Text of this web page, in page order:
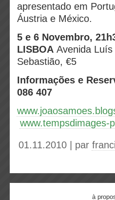
apresentado em
Áustria e México.
5 e 6 Novembro,
LISBOA Avenida
Sebastião, €5
Informações e
086 407
www.tempsdimages-
01.11.2010 | par
à